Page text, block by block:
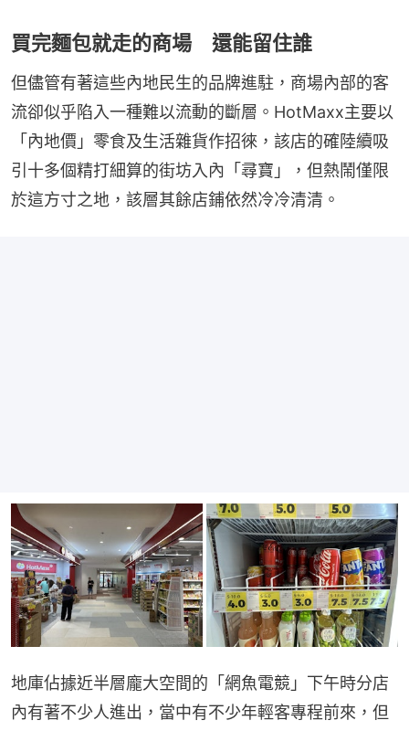
買完麵包就走的商場 還能留住誰
但儘管有著這些內地民生的品牌進駐，商場內部的客
流卻似乎陷入一種難以流動的斷層。HotMaxx主要以
「內地價」零食及生活雜貨作招徠，該店的確陸續吸
引十多個精打細算的街坊入內「尋寶」，但熱鬧僅限
於這方寸之地，該層其餘店鋪依然冷冷清清。
地庫佔據近半層龐大空間的「網魚電競」下午時分店
內有著不少人進出，當中有不少年輕客專程前來，但